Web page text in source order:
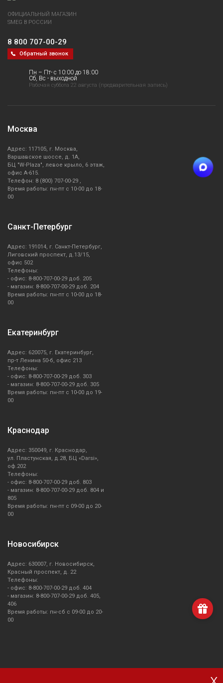
ОФИЦИАЛЬНЫЙ МАГАЗИН
SMEG В РОССИИ
8 800 707-00-29
Обратный звонок
Пн – Пт- с 10:00 до 18:00
Сб, Вс - выходной
Рабочая суббота 22 августа (предварительная запись)
Москва
Адрес: 117105, г. Москва,
Варшавское шоссе, д. 1А,
БЦ "W-Plaza", левое крыло, 6 этаж,
офис А-615.
Телефон: 8 (800) 707-00-29 ,
Время работы: пн-пт с 10-00 до 18-
00
Санкт-Петербург
Адрес: 191014, г. Санкт-Петербург,
Лиговский проспект, д.13/15,
офис 502
Телефоны:
- офис: 8-800-707-00-29 доб. 205
- магазин: 8-800-707-00-29 доб. 204
Время работы: пн-пт с 10-00 до 18-
00
Екатеринбург
Адрес: 620075, г. Екатеринбург,
пр-т Ленина 50-б, офис 213
Телефоны:
- офис: 8-800-707-00-29 доб. 303
- магазин: 8-800-707-00-29 доб. 305
Время работы: пн-пт с 10-00 до 19-
00
Краснодар
Адрес: 350049, г. Краснодар,
ул. Пластунская, д.28, БЦ «Darsi»,
оф.202
Телефоны:
- офис: 8-800-707-00-29 доб. 803
- магазин: 8-800-707-00-29 доб. 804 и
805
Время работы: пн-пт с 09-00 до 20-
00
Новосибирск
Адрес: 630007, г. Новосибирск,
Красный проспект, д. 22
Телефоны:
- офис: 8-800-707-00-29 доб. 404
- магазин: 8-800-707-00-29 доб. 405,
406
Время работы: пн-сб с 09-00 до 20-
00